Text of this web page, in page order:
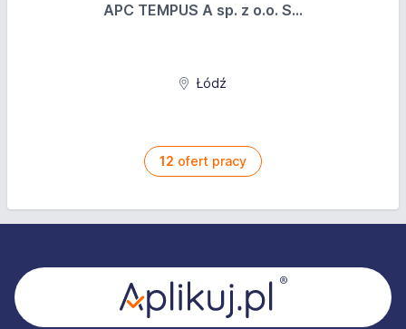
APC TEMPUS A sp. z o.o. S...
Łódź
12 ofert pracy